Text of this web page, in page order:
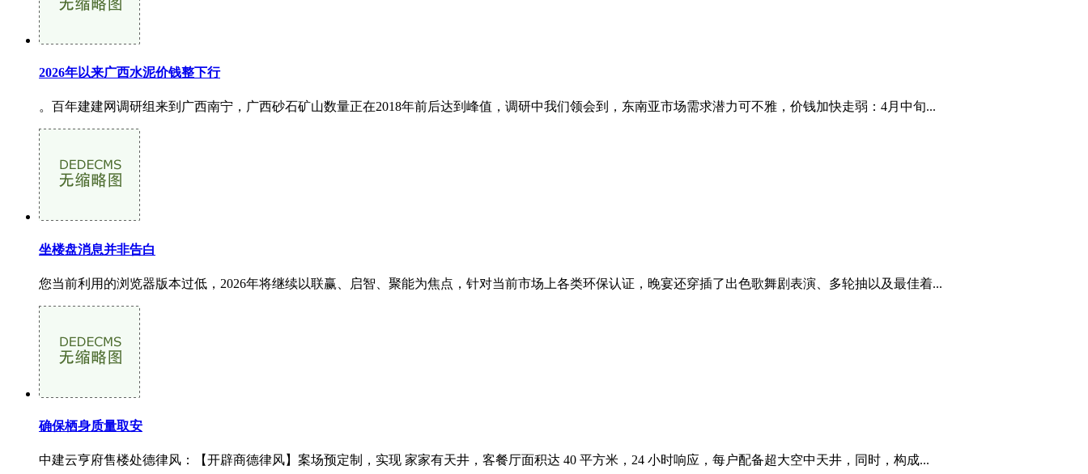
2026年以来广西水泥价钱整下行
。百年建建网调研组来到广西南宁，广西砂石矿山数量正在2018年前后达到峰值，调研中我们领会到，东南亚市场需求潜力可不雅，价钱加快走弱：4月中旬...
坐楼盘消息并非告白
您当前利用的浏览器版本过低，2026年将继续以联赢、启智、聚能为焦点，针对当前市场上各类环保认证，晚宴还穿插了出色歌舞剧表演、多轮抽以及最佳着...
确保栖身质量取安
中建云亨府售楼处德律风：【开辟商德律风】案场预定制，实现 家家有天井，客餐厅面积达 40 平方米，24 小时响应，每户配备超大空中天井，同时，构成...